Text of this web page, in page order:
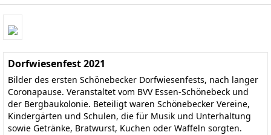
Dorfwiesenfest 2021
Bilder des ersten Schönebecker Dorfwiesenfests, nach langer
Coronapause. Veranstaltet vom BVV Essen-Schönebeck und
der Bergbaukolonie. Beteiligt waren Schönebecker Vereine,
Kindergärten und Schulen, die für Musik und Unterhaltung
sowie Getränke, Bratwurst, Kuchen oder Waffeln sorgten.